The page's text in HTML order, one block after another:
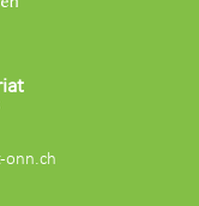
onn.ch